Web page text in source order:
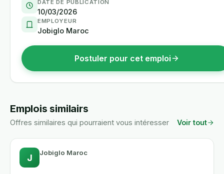
DATE DE PUBLICATION
10/03/2026
EMPLOYEUR
Jobiglo Maroc
Postuler pour cet emploi
Emplois similairs
Offres similaires qui pourraient vous intéresser Voir tout
J Jobiglo Maroc